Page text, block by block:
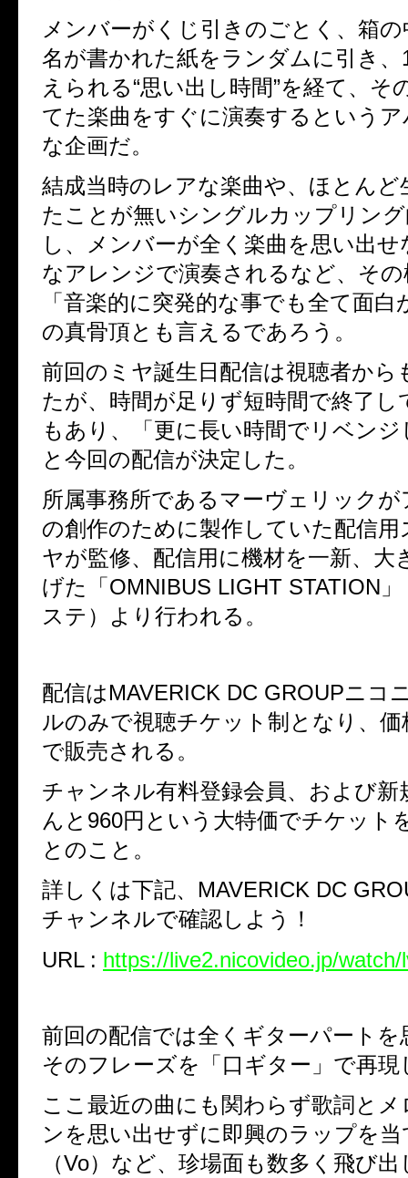
メンバーがくじ引きのごとく、箱
名が書かれた紙をランダムに引き、
えられる“思い出し時間”を経て、 そ
てた楽曲をすぐに演奏するという
な企画だ。
結成当時のレアな楽曲や、ほとんど
たことが無いシングルカップリン
し、メンバーが全く楽曲を思い出せ
なアレンジで演奏されるなど、そ
「音楽的に突発的な事でも全て面白
の真骨頂とも言えるであろう。
前回のミヤ誕生日配信は視聴者から
たが、 時間が足りず短時間で終了し
もあり、「更に長い時間でリベン
と今回の配信が決定した。
所属事務所であるマーヴェリック
の創作のために製作していた配信
ヤが監修、配信用に機材を一新、 大
げた「 OMNIBUS LIGHT STATION
ステ）より行われる。
配信はMAVERICK DC GROUPニコ
ルのみで視聴チケット制となり、価
で販売される。
チャンネル有料登録会員、 および新
んと 960円という大特価でチケット
とのこと。
詳しくは下記、 MAVERICK DC
チャンネルで確認しよう！
URL : https://live2.nicovideo.jp/watch/
前回の配信では全くギターパートを
そのフレーズを「口ギター」で再現
ここ最近の曲にも関わらず歌詞と
ンを思い出せずに即興のラップを
（Vo）など、 珍場面も数多く飛び